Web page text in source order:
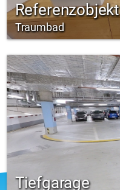
Referenzobjekt
Traumbad
Tiefgarage